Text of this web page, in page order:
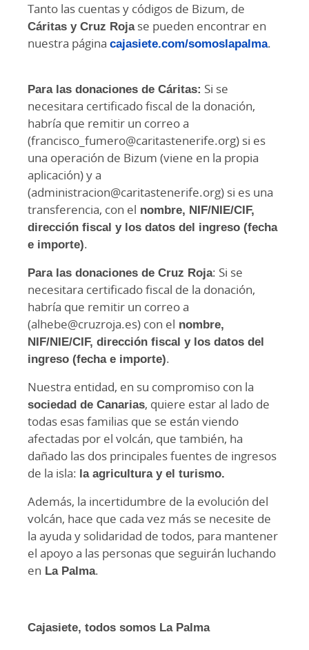
Tanto las cuentas y códigos de Bizum, de
Cáritas y Cruz Rojase pueden encontrar en
nuestra página cajasiete.com/somoslapalma.
Para las donaciones de Cáritas: Si se
necesitara certificado fiscal de la donación,
habría que remitir un correo a
(francisco_fumero@caritastenerife.org) si es
una operación de Bizum (viene en la propia
aplicación) y a
(administracion@caritastenerife.org) si es una
transferencia, con el nombre, NIF/NIE/CIF,
dirección fiscal y los datos del ingreso (fecha
e importe).
Para las donaciones de Cruz Roja: Si se
necesitara certificado fiscal de la donación,
habría que remitir un correo a
(alhebe@cruzroja.es) con el nombre,
NIF/NIE/CIF, dirección fiscal y los datos del
ingreso (fecha e importe).
Nuestra entidad, en su compromiso con la
sociedad de Canarias, quiere estar al lado de
todas esas familias que se están viendo
afectadas por el volcán, que también, ha
dañado las dos principales fuentes de ingresos
de la isla: la agricultura y el turismo.
Además, la incertidumbre de la evolución del
volcán, hace que cada vez más se necesite de
la ayuda y solidaridad de todos, para mantener
el apoyo a las personas que seguirán luchando
en La Palma.
Cajasiete, todos somos La Palma